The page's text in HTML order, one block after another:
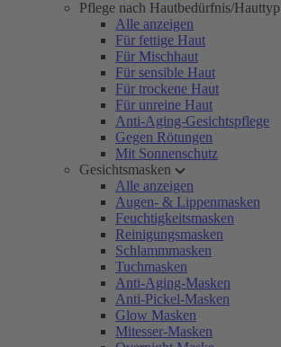
Pflege nach Hautbedürfnis/Hauttyp
Alle anzeigen
Für fettige Haut
Für Mischhaut
Für sensible Haut
Für trockene Haut
Für unreine Haut
Anti-Aging-Gesichtspflege
Gegen Rötungen
Mit Sonnenschutz
Gesichtsmasken
Alle anzeigen
Augen- & Lippenmasken
Feuchtigkeitsmasken
Reinigungsmasken
Schlammmasken
Tuchmasken
Anti-Aging-Masken
Anti-Pickel-Masken
Glow Masken
Mitesser-Masken